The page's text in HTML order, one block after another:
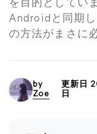
を目的としてい
Androidと同期
の方法がまさに
by
Zoe
更新日
日